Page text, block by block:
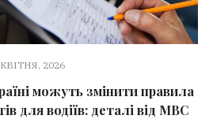
2026
можуть змінити правила
для водіїв: деталі від МВС